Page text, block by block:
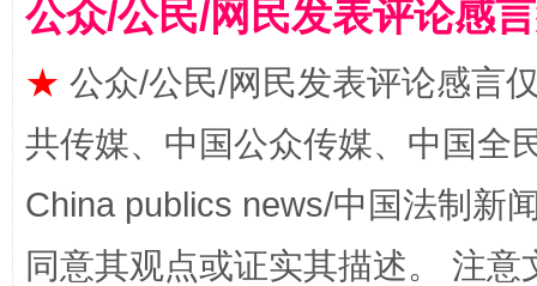
阿坝州三大球赛在茂县开幕 规模
公众/公民/网民发表评论感
★ 公众/公民/网民发表评论感言
共传媒、中国公众传媒、中国全
China publics news/中国法制新
同意其观点或证实其描述。 注